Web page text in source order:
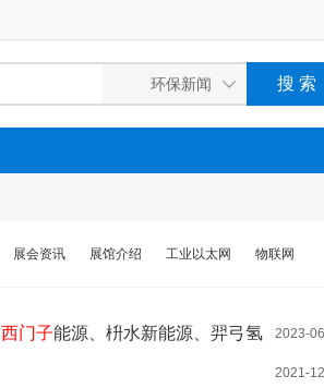
展会资讯 展馆介绍 工业以太网 物联网
2023-
西门子能源、枡水新能源、羿弓氢
2021-